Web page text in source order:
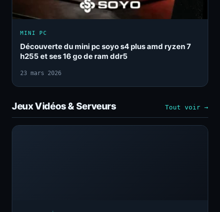
MINI PC
Découverte du mini pc soyo s4 plus amd ryzen 7
h255 et ses 16 go de ram ddr5
23 mars 2026
Jeux Vidéos & Serveurs Tout voir →